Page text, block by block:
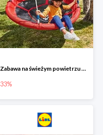
Zabawa na świeżym powietrzu w Lidlu do -33%
33%